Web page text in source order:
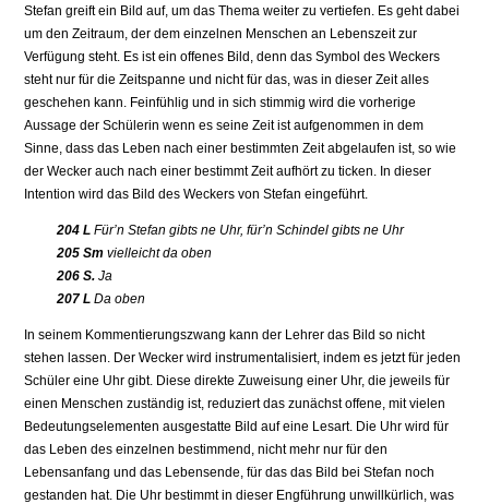
Stefan greift ein Bild auf, um das Thema weiter zu vertiefen. Es geht dabei
um den Zeitraum, der dem einzelnen Menschen an Lebenszeit zur
Verfügung steht. Es ist ein offenes Bild, denn das Symbol des Weckers
steht nur für die Zeitspanne und nicht für das, was in dieser Zeit alles
geschehen kann. Feinfühlig und in sich stimmig wird die vorherige
Aussage der Schülerin wenn es seine Zeit ist aufgenommen in dem
Sinne, dass das Leben nach einer bestimmten Zeit abgelaufen ist, so wie
der Wecker auch nach einer bestimmt Zeit aufhört zu ticken. In dieser
Intention wird das Bild des Weckers von Stefan eingeführt.
204 L Für’n Stefan gibts ne Uhr, für’n Schindel gibts ne Uhr
205 Sm vielleicht da oben
206 S. Ja
207 L Da oben
In seinem Kommentierungszwang kann der Lehrer das Bild so nicht
stehen lassen. Der Wecker wird instrumentalisiert, indem es jetzt für jeden
Schüler eine Uhr gibt. Diese direkte Zuweisung einer Uhr, die jeweils für
einen Menschen zuständig ist, reduziert das zunächst offene, mit vielen
Bedeutungselementen ausgestatte Bild auf eine Lesart. Die Uhr wird für
das Leben des einzelnen bestimmend, nicht mehr nur für den
Lebensanfang und das Lebensende, für das das Bild bei Stefan noch
gestanden hat. Die Uhr bestimmt in dieser Engführung unwillkürlich, was